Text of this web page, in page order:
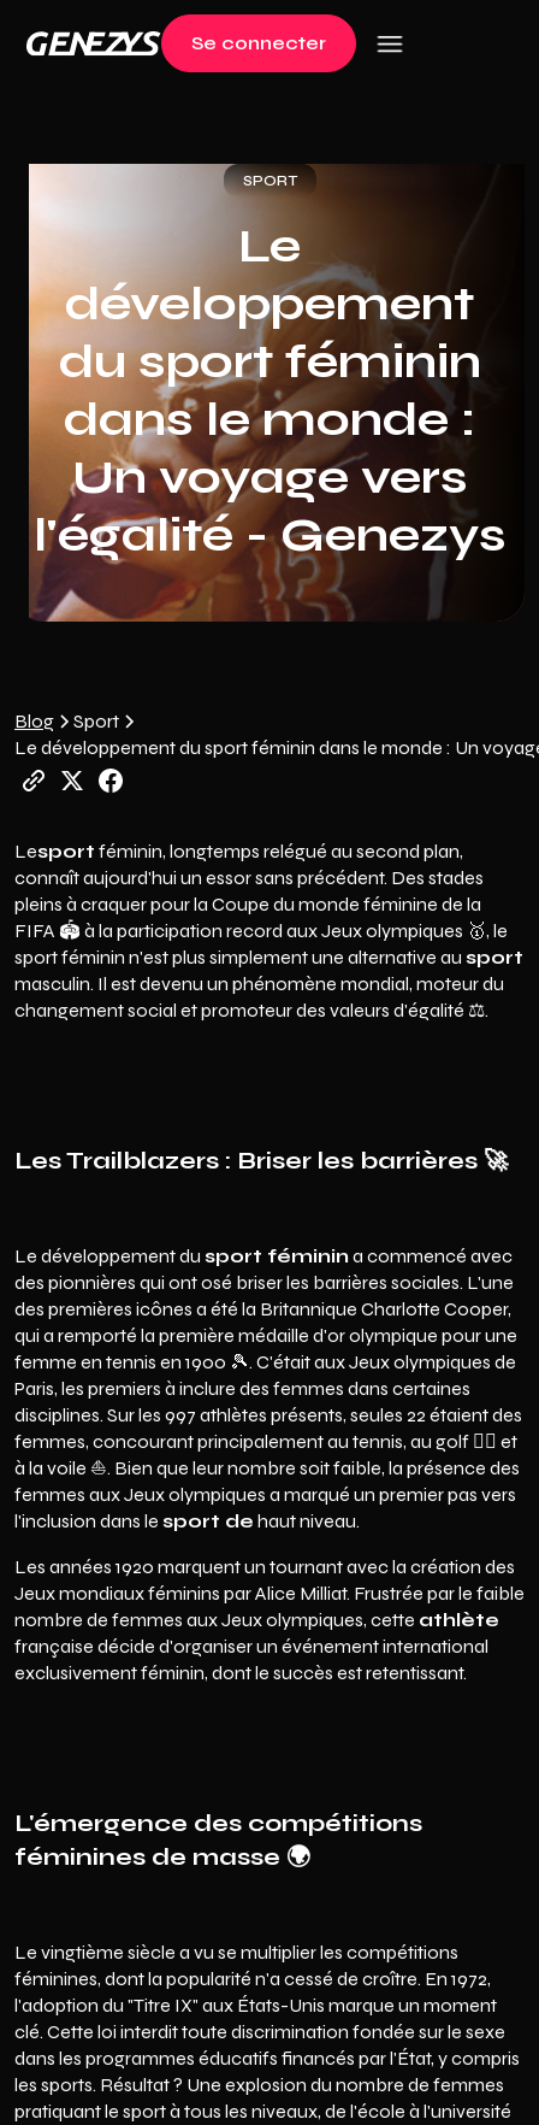
Se connecter
Log in
SPORT
Le
développement
du sport féminin
dans le monde :
Un voyage vers
l'égalité - Genezys
Blog
Sport
Le développement du sport féminin dans le monde : Un
‍Lesport féminin, longtemps relégué au second plan,
connaît aujourd'hui un essor sans précédent. Des stades
pleins à craquer pour la Coupe du monde féminine de la
FIFA 🏟️ à la participation record aux Jeux olympiques 🥇, le
sport féminin n'est plus simplement une alternative au sport
masculin. Il est devenu un phénomène mondial, moteur du
changement social et promoteur des valeurs d'égalité ⚖️.
Les Trailblazers : Briser les barrières 🚀
Le développement du sport féminina commencé avec
des pionnières qui ont osé briser les barrières sociales. L'une
des premières icônes a été la Britannique Charlotte Cooper,
qui a remporté la première médaille d'or olympique pour une
femme en tennis en 1900 🎾. C'était aux Jeux olympiques de
Paris, les premiers à inclure des femmes dans certaines
disciplines. Sur les 997 athlètes présents, seules 22 étaient des
femmes, concourant principalement au tennis, au golf 🏌️‍♀️ et
à la voile ⛵. Bien que leur nombre soit faible, la présence des
femmes aux Jeux olympiques a marqué un premier pas vers
l'inclusion dans le sport de haut niveau.
Les années 1920 marquent un tournant avec la création des
Jeux mondiaux féminins par Alice Milliat. Frustrée par le faible
nombre de femmes aux Jeux olympiques, cette athlète
française décide d'organiser un événement international
exclusivement féminin, dont le succès est retentissant.
L'émergence des compétitions
féminines de masse 🌍
Le vingtième siècle a vu se multiplier les compétitions
féminines, dont la popularité n'a cessé de croître. En 1972,
l'adoption du "Titre IX" aux États-Unis marque un moment
clé. Cette loi interdit toute discrimination fondée sur le sexe
dans les programmes éducatifs financés par l'État, y compris
les sports. Résultat ? Une explosion du nombre de femmes
pratiquant le sport à tous les niveaux, de l'école à l'université